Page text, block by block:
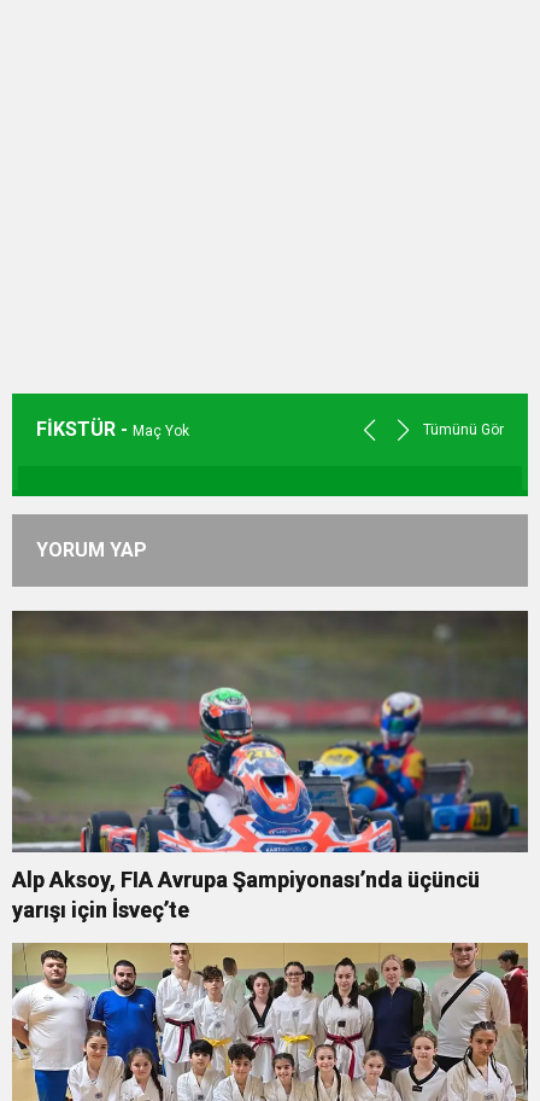
FİKSTÜR - Maç Yok Tümünü Gör
YORUM YAP
Alp Aksoy, FIA Avrupa Şampiyonası’nda üçüncü
yarışı için İsveç’te